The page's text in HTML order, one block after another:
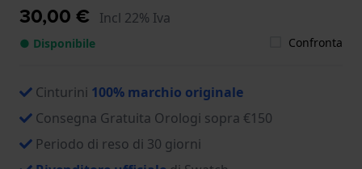
30,00 € Incl 22% Iva
● Disponibile Confronta
Cinturini 100% marchio originale
Consegna Gratuita Orologi sopra €150
Periodo di reso di 30 giorni